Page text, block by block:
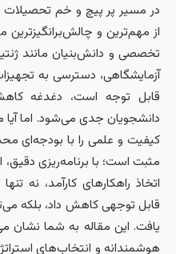
در مسیر پر پیچ و خم تحصیلات
از مهم‌ترین و
تخصصی و دانش‌بنیان مانند
آزمایشگاهی، دسترسی به
قابل توجه است، دغدغه
دانشجویان جدی می‌شود. اما آیا
کیفیت و علمی را با بودجه‌ای
مثبت است؛ با برنامه‌ریزی دقیق،
اتخاذ راهکارهای کارآمد، نه
قابل توجهی کاهش داد، بلکه
یافت. این مقاله به شما نشان
هوشمندانه و انتخاب‌های